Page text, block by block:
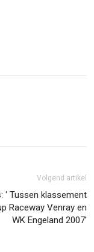
Volgend artikel
‘ Tussen klassement
Raceway Venray en
WK Engeland 2007’